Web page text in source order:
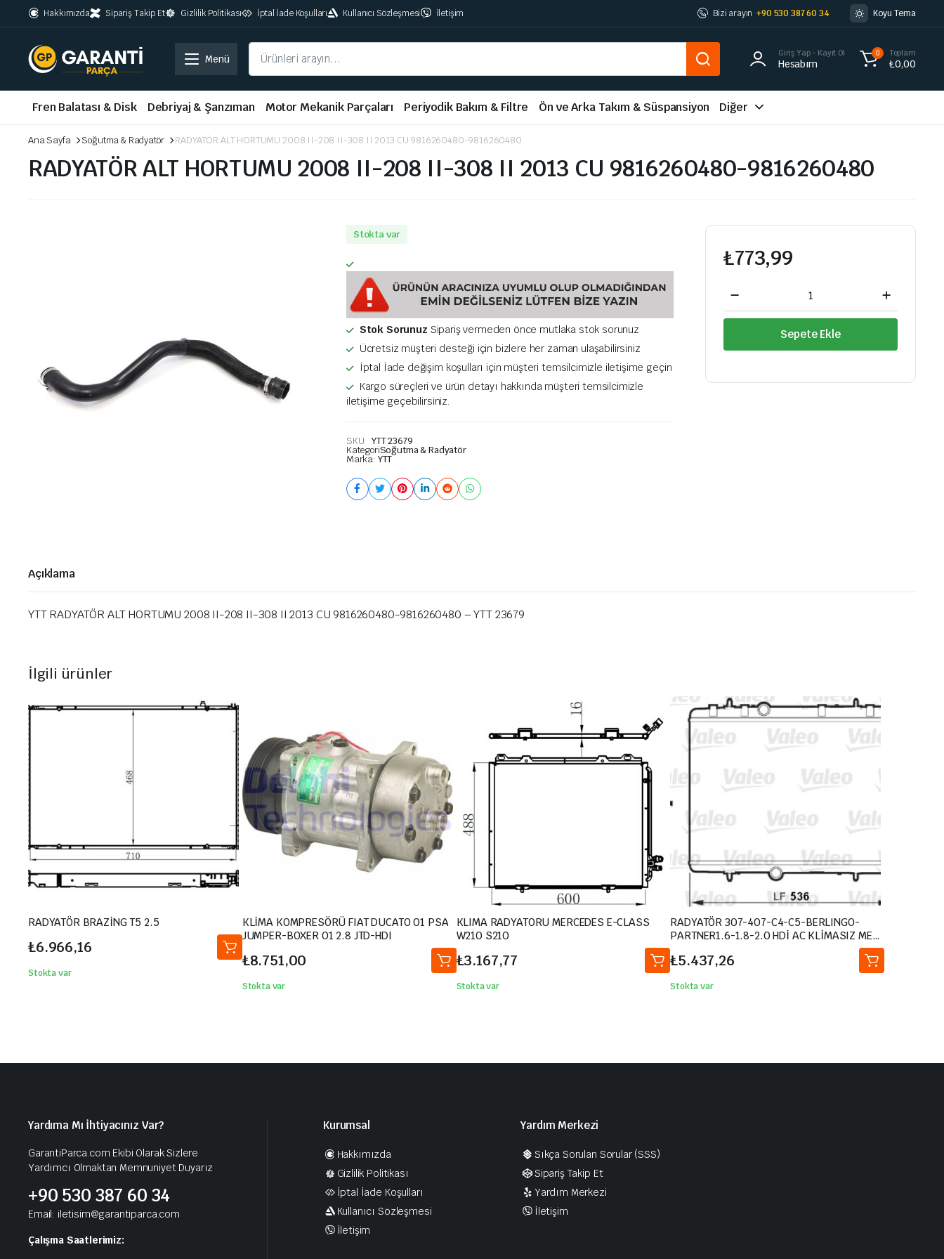
Hakkımızda Sipariş Takip Et Gizlilik Politikası İptal İade Koşulları Kullanıcı Sözleşmesi İletişim Bizi arayın +90 530 387 60 34 Koyu Tema
Menü Giriş Yap - Kayıt Ol
Hesabım
0 Toplam
₺0,00
Fren Balatası & Disk Debriyaj & Şanzıman Motor Mekanik Parçaları Periyodik Bakım & Filtre Ön ve Arka Takım & Süspansiyon Diğer
Ana Sayfa Soğutma & Radyatör RADYATÖR ALT HORTUMU 2008 II-208 II-308 II 2013 CU 9816260480-9816260480
RADYATÖR ALT HORTUMU 2008 II-208 II-308 II 2013 CU 9816260480-9816260480
₺773,99
HORTUMU
208
Sepete Ekle
Stokta var
Stok Sorunuz Sipariş vermeden önce mutlaka stok sorunuz
Ücretsiz müşteri desteği için bizlere her zaman ulaşabilirsiniz
İptal İade değişim koşulları için müşteri temsilcimizle iletişime geçin
Kargo süreçleri ve ürün detayı hakkında müşteri temsilcimizle
iletişime geçebilirsiniz.
SKU: YTT 23679
KategoriSoğutma & Radyatör
Marka: YTT
Açıklama
YTT RADYATÖR ALT HORTUMU 2008 II-208 II-308 II 2013 CU 9816260480-9816260480 – YTT 23679
İlgili ürünler
RADYATÖR BRAZİNG T5 2.5
₺6.966,16
Stokta var
KLİMA KOMPRESÖRÜ FIAT DUCATO 01 PSA
JUMPER-BOXER 01 2.8 JTD-HDI
₺8.751,00
Stokta var
KLIMA RADYATORU MERCEDES E-CLASS
W210 S210
₺3.167,77
Stokta var
RADYATÖR 307-407-C4-C5-BERLINGO-
PARTNER1.6-1.8-2.0 HDİ AC KLİMASIZ MEK
₺5.437,26
Stokta var
Yardıma Mı İhtiyacınız Var?
GarantiParca.com Ekibi Olarak Sizlere
Yardımcı Olmaktan Memnuniyet Duyarız
+90 530 387 60 34
Email: iletisim@garantiparca.com
Çalışma Saatlerimiz:
Kurumsal
Hakkımızda
Gizlilik Politikası
İptal İade Koşulları
Kullanıcı Sözleşmesi
İletişim
Yardım Merkezi
Sıkça Sorulan Sorular (SSS)
Sipariş Takip Et
Yardım Merkezi
İletişim